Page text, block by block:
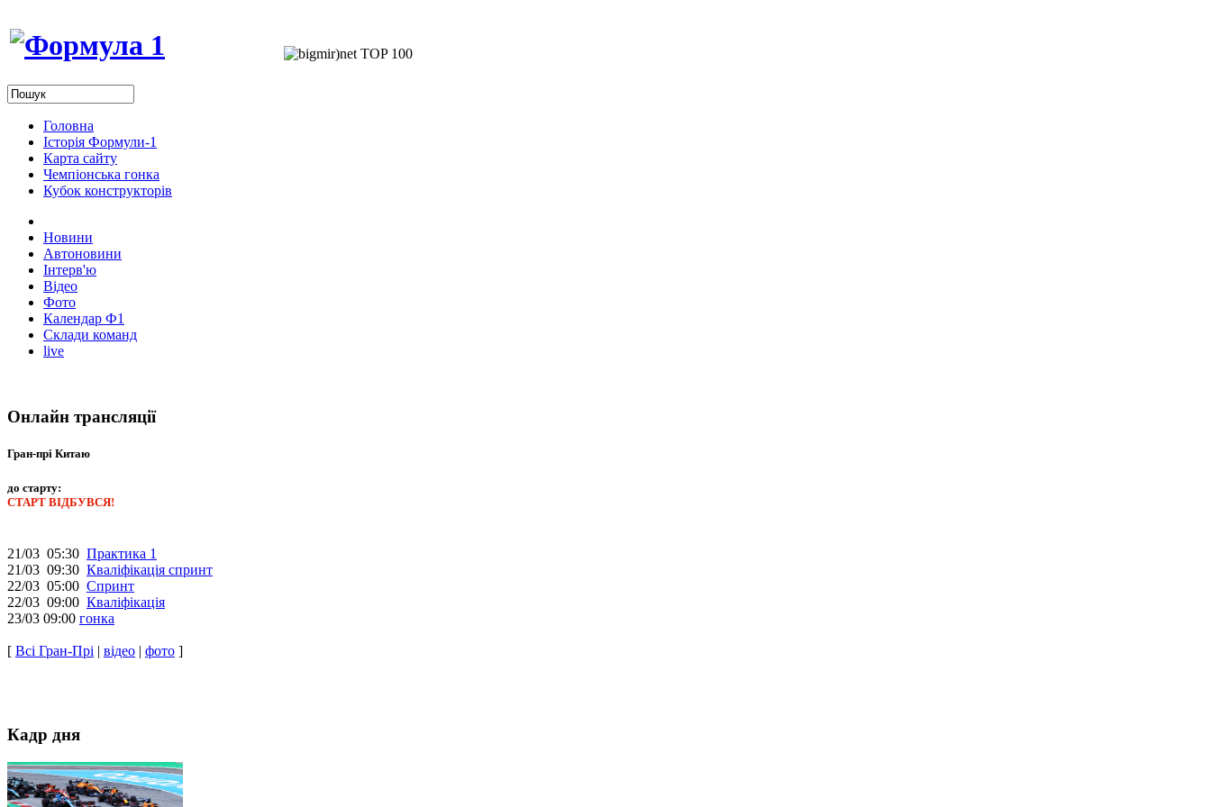
Головна
Історія Формули-1
Карта сайту
Чемпіонська гонка
Кубок конструкторів
Новини
Автоновини
Інтерв'ю
Відео
Фото
Календар Ф1
Склади команд
live
Онлайн трансляції
Гран-прі Китаю
до старту:
СТАРТ ВІДБУВСЯ!
21/03 05:30 Практика 1
21/03 09:30 Кваліфікація спринт
22/03 05:00 Спринт
22/03 09:00 Кваліфікація
23/03 09:00 гонка
[ Всі Гран-Прі | відео | фото ]
Кадр дня